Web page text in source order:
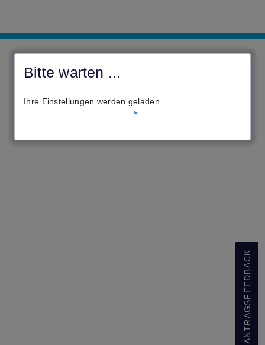
Bitte warten ...
Ihre Einstellungen werden geladen.
Glauburg
ANTRAGSFEEDBACK